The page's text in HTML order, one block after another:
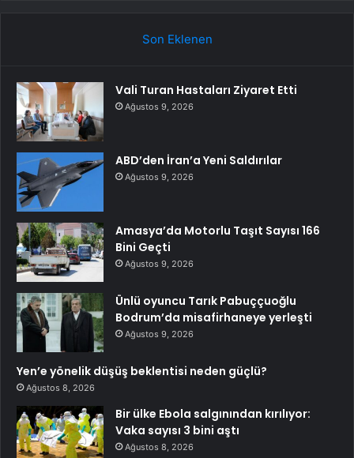
Son Eklenen
Vali Turan Hastaları Ziyaret Etti
Ağustos 9, 2026
ABD’den İran’a Yeni Saldırılar
Ağustos 9, 2026
Amasya’da Motorlu Taşıt Sayısı 166
Bini Geçti
Ağustos 9, 2026
Ünlü oyuncu Tarık Pabuççuoğlu
Bodrum’da misafirhaneye yerleşti
Ağustos 9, 2026
Yen’e yönelik düşüş beklentisi neden güçlü?
Ağustos 8, 2026
Bir ülke Ebola salgınından kırılıyor:
Vaka sayısı 3 bini aştı
Ağustos 8, 2026